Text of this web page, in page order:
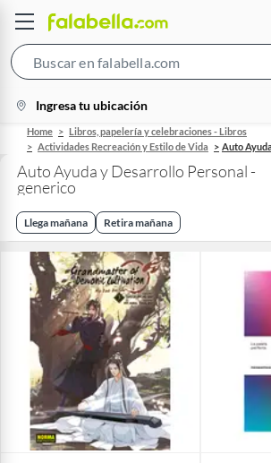
Bar
location-
icon
Ingresa tu ubicación
Home
Libros, papelería y celebraciones - Libros
Actividades Recreación y Estilo de Vida
Auto
Auto Ayuda y Desarrollo Personal -
generico
Llega mañana Retira mañana